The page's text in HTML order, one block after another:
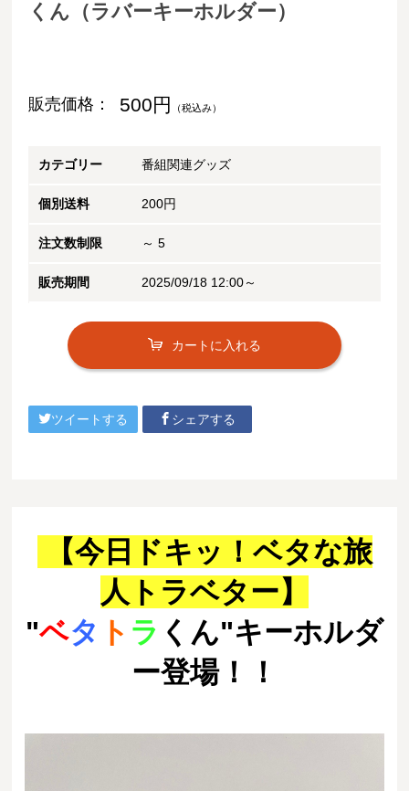
くん（ラバーキーホルダー）
販売価格： 500円 （税込み）
カテゴリー 番組関連グッズ
個別送料 200円
注文数制限 ～ 5
販売期間 2025/09/18 12:00～
カートに入れる
ツイートする シェアする
【今日ドキッ！ベタな旅
人トラベター】
"ベタ ト ラ くん"キーホルダ
ー登場！！